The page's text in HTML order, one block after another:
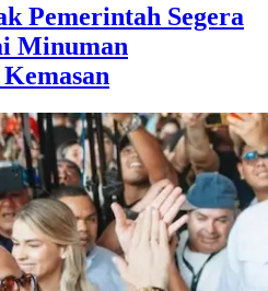
Pemerintah Segera
Minuman